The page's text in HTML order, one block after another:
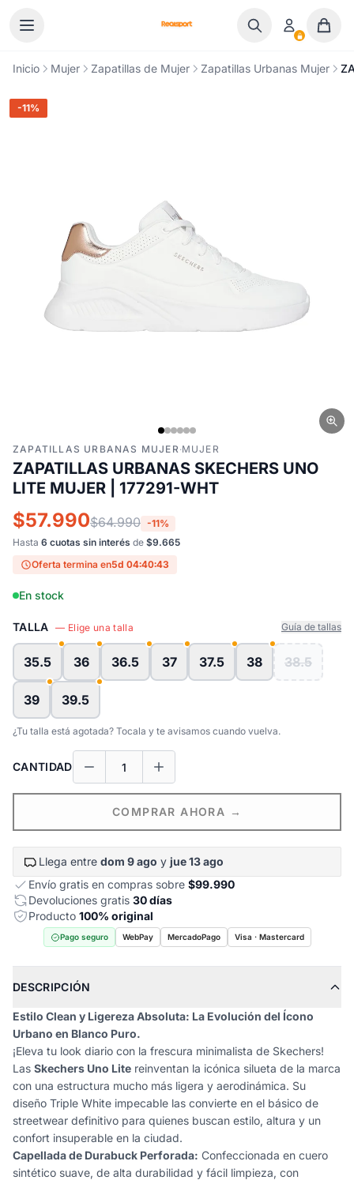
Inicio Mujer Zapatillas de Mujer Zapatillas Urbanas Mujer
-11%
ZAPATILLAS URBANAS MUJER·MUJER
ZAPATILLAS URBANAS SKECHERS UNO
LITE MUJER | 177291-WHT
$57.990$64.990 -11%
Hasta 6 cuotas sin interés de $9.665
Oferta termina en5d 04:40:42
En stock
TALLA — Elige una talla Guía de tallas
35.5 36 36.5 37 37.5 38 38.5
39 39.5
¿Tu talla está agotada? Tocala y te avisamos cuando vuelva.
CANTIDAD
COMPRAR AHORA →
Llega entre dom 9 ago y jue 13 ago
Envío gratis en compras sobre $99.990
Devoluciones gratis 30 días
Producto 100% original
Pago seguro WebPay MercadoPago Visa · Mastercard
DESCRIPCIÓN
Estilo Clean y Ligereza Absoluta: La Evolución del Ícono
Urbano en Blanco Puro.
¡Eleva tu look diario con la frescura minimalista de Skechers!
Las Skechers Uno Lite reinventan la icónica silueta de la marca
con una estructura mucho más ligera y aerodinámica. Su
diseño Triple White impecable las convierte en el básico de
streetwear definitivo para quienes buscan estilo, altura y un
confort insuperable en la ciudad.
Capellada de Durabuck Perforada: Confeccionada en cuero
sintético suave, de alta durabilidad y fácil limpieza, con